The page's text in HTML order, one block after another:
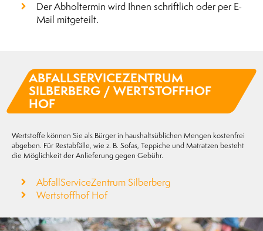
Der Abholtermin wird Ihnen schriftlich oder per E-
Mail mitgeteilt.
ABFALLSERVICE­ZENTRUM
SILBERBERG / WERTSTOFFHOF
HOF
Wertstoffe können Sie als Bürger in haushaltsüblichen Mengen kostenfrei
abgeben. Für Restabfälle, wie z. B. Sofas, Teppiche und Matratzen besteht
die Möglichkeit der Anlieferung gegen Gebühr.
AbfallServiceZentrum Silberberg
Wertstoffhof Hof